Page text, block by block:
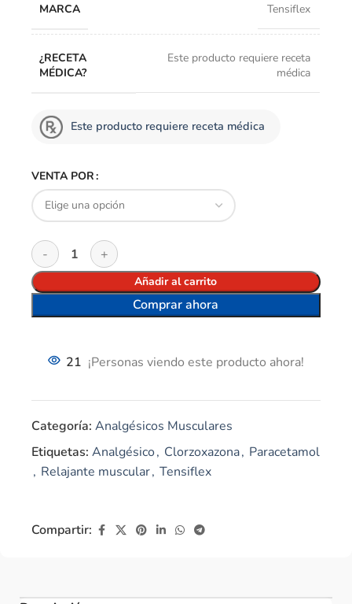
MARCA Tensiflex
¿RECETA
MÉDICA?
Este producto requiere receta
médica
Este producto requiere receta médica
VENTA POR
Añadir al carrito
Comprar ahora
21 ¡Personas viendo este producto ahora!
Categoría: Analgésicos Musculares
Etiquetas: Analgésico, Clorzoxazona, Paracetamol
, Relajante muscular, Tensiflex
Compartir: